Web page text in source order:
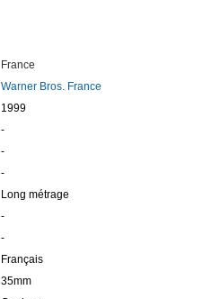
France
Warner Bros. France
1999
-
-
-
Long métrage
-
-
Français
35mm